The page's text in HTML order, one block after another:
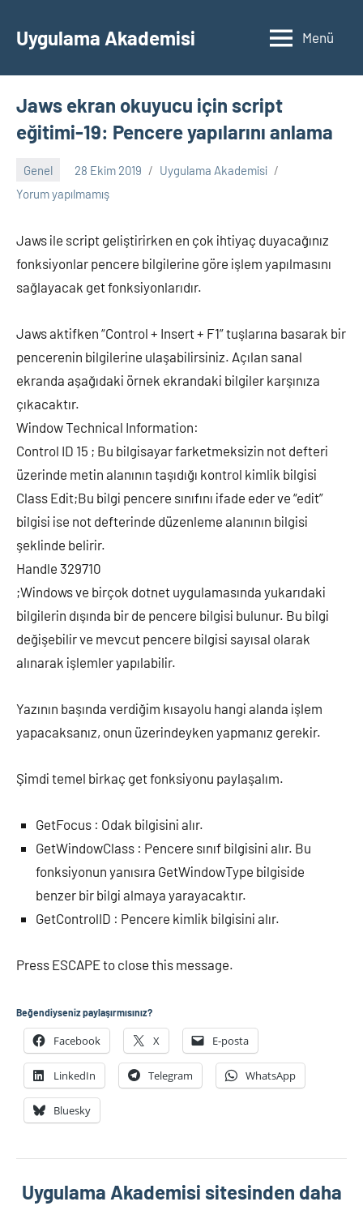
geçUygulama Akademisi Menü
Jaws ekran okuyucu için script
eğitimi-19: Pencere yapılarını anlama
Genel 28 Ekim 2019
Uygulama Akademisi
Yorum yapılmamış
Jaws ile script geliştirirken en çok ihtiyaç duyacağınız
fonksiyonlar pencere bilgilerine göre işlem yapılmasını
sağlayacak get fonksiyonlarıdır.
Jaws aktifken “Control + Insert + F1” tuşlarına basarak bir
pencerenin bilgilerine ulaşabilirsiniz. Açılan sanal
ekranda aşağıdaki örnek ekrandaki bilgiler karşınıza
çıkacaktır.
Window Technical Information:
Control ID 15 ; Bu bilgisayar farketmeksizin not defteri
üzerinde metin alanının taşıdığı kontrol kimlik bilgisi
Class Edit;Bu bilgi pencere sınıfını ifade eder ve “edit”
bilgisi ise not defterinde düzenleme alanının bilgisi
şeklinde belirir.
Handle 329710
;Windows ve birçok dotnet uygulamasında yukarıdaki
bilgilerin dışında bir de pencere bilgisi bulunur. Bu bilgi
değişebilir ve mevcut pencere bilgisi sayısal olarak
alınarak işlemler yapılabilir.
Yazının başında verdiğim kısayolu hangi alanda işlem
yapacaksanız, onun üzerindeyken yapmanız gerekir.
Şimdi temel birkaç get fonksiyonu paylaşalım.
GetFocus : Odak bilgisini alır.
GetWindowClass : Pencere sınıf bilgisini alır. Bu
fonksiyonun yanısıra GetWindowType bilgiside
benzer bir bilgi almaya yarayacaktır.
GetControlID : Pencere kimlik bilgisini alır.
Press ESCAPE to close this message.
Beğendiyseniz paylaşırmısınız?
Facebook X E-posta
LinkedIn Telegram WhatsApp
Bluesky
Uygulama Akademisi sitesinden daha